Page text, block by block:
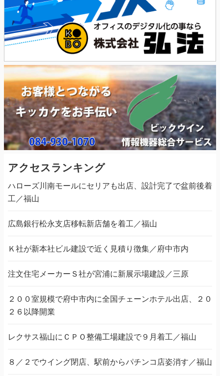
アクセスランキング
ハローズ川南モールにセリアも出店、設計完了で盆前後着
工／福山
広島銀行松永支店移転新店舗を着工／福山
Ｋ社が新本社ビル建設で近く見積り徴集／府中市内
注文住宅メーカーＳ社が宮浦に新展示場建設／三原
２００室規模で府中市内に全国チェーンホテル出店、２０
２６以降開業
レクサス福山にＣＰＯ整備工場建設で９月着工／福山
８／２でウイング閉店、駅前からパチンコ店姿消す／福山